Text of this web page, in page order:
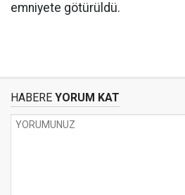
emniyete götürüldü.
HABERE YORUM KAT